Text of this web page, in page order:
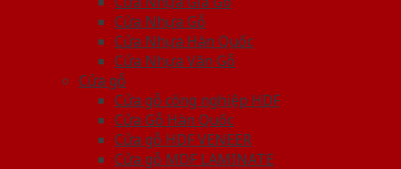
Cửa Nhựa Gỗ
Cửa Nhựa Hàn Quốc
Cửa Nhựa Vân Gỗ
Cửa gỗ
Cửa gỗ công nghiệp HDF
Cửa Gỗ Hàn Quốc
Cửa gỗ HDF VENEER
Cửa gỗ MDF LAMINATE